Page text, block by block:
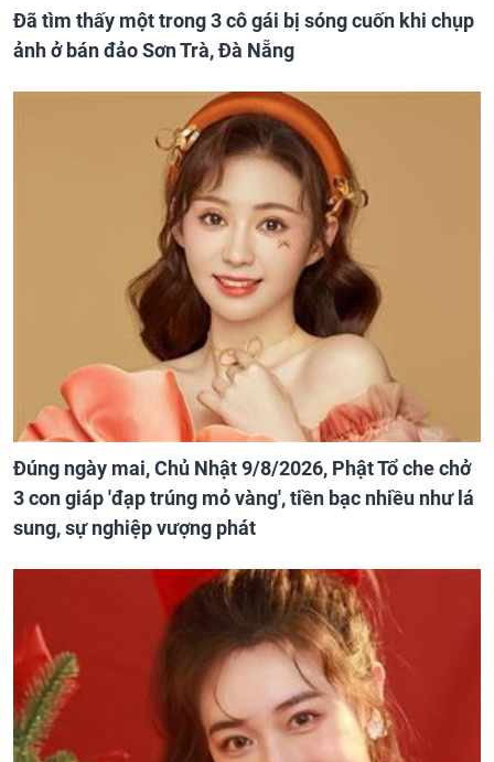
Đã tìm thấy một trong 3 cô gái bị sóng cuốn khi chụp
ảnh ở bán đảo Sơn Trà, Đà Nẵng
Đúng ngày mai, Chủ Nhật 9/8/2026, Phật Tổ che chở
3 con giáp 'đạp trúng mỏ vàng', tiền bạc nhiều như lá
sung, sự nghiệp vượng phát